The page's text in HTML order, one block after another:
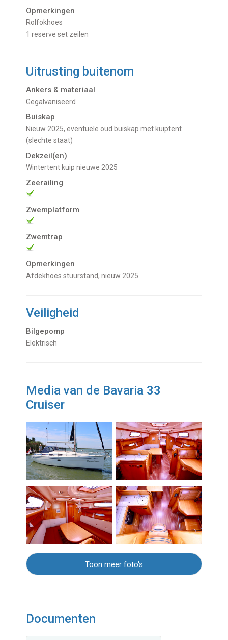
Opmerkingen
Rolfokhoes
1 reserve set zeilen
Uitrusting buitenom
Ankers & materiaal
Gegalvaniseerd
Buiskap
Nieuw 2025, eventuele oud buiskap met kuiptent
(slechte staat)
Dekzeil(en)
Wintertent kuip nieuwe 2025
Zeerailing
Zwemplatform
Zwemtrap
Opmerkingen
Afdekhoes stuurstand, nieuw 2025
Veiligheid
Bilgepomp
Elektrisch
Media van de Bavaria 33
Cruiser
Toon meer foto's
Documenten